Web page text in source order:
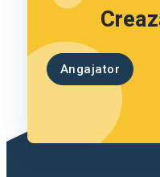
Angajator